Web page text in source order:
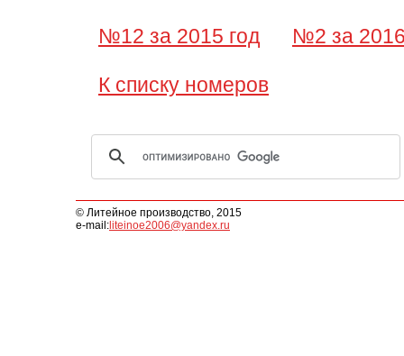
№12 за 2015 год №2 за
К списку номеров
© Литейное производство, 2015
e-mail: liteinoe2006@yandex.ru